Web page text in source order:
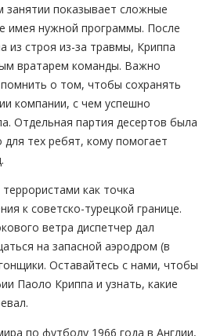
занятии показывает сложные
имея нужной программы. После
из строя из-за травмы, Криппа
вратарем команды. Важно
о том, чтобы сохранять
компании, с чем успешно
Отдельная партия десертов была
для тех ребят, кому помогает
как точка
к советско-турецкой границе.
ветра диспетчер дал
на запасной аэродром (в
Оставайтесь с нами, чтобы
Паоло Криппа и узнать, какие
по футболу 1966 года в Англии,